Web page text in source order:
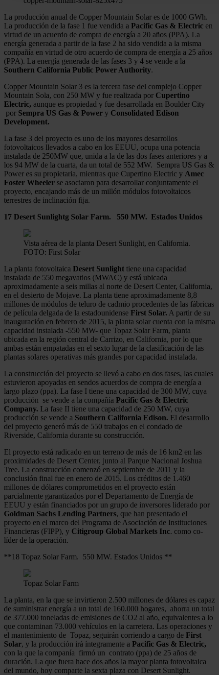
funciones de redes sociales y analizar el tráfico. Además,
uso que haga del sitio web con nuestros partners de redes
quienes pueden combinarla con otra información que les
recopilado a partir del uso que haya hecho de sus servicios.
La producción anual de Copper Mountain Solar es de 1000 GWh.
La producción de la fase 1 fue vendida a Pacific Gas & Electric en
virtud de un acuerdo de compra de energía a 20 años (PPA). La
energía generada a partir de la fase 2 ha sido vendida a la misma
compañía en virtud de otro acuerdo de compra de energía a 25 años
(PPA). La energía generada de las fases 3 y 4 se vende a la
Southern California Public Power Authority.
Copper Mountain Solar 3 es la tercera fase del complejo Copper
Mountain Sola, con 250 MW y fue realizada por Cupertino
Electric, aunque es propiedad y fue desarrollada en Boulder City
por Sempra US Gas & Power y Consolidated Edison
Development.
La fase 3 del proyecto es uno de los mayores desarrollos
fotovoltaicos llevados a cabo en los EEUU, ocupa una potencia
instalada de 250MW que, unida a la de las dos fases anteriores y a
los 94 MW de la cuarta, da un total de 552 MW. Sempra US Gas &
Power es su propietaria, mientras que Cupertino Electric y Amec
Foster Wheeler se asociaron para desarrollar conjuntamente el
proyecto, encajando más de un millón módulos fotovoltaicos
terrestres de inclinación fija.
17 Desert Sunlightg Solar Farm. 550 MW. Estados Unidos
Vista aérea de la planta Desert Sunlight, en California.
FOTO: First Solar
La planta fotovoltaica Desert Sunlight tiene una capacidad
instalada de 550 megavatios (MWAC) y está ubicada
aproximadamente a seis millas al norte de Desert Center, California,
en el desierto de Mojave. La planta tiene aproximadamente 8,8
millones de módulos de teluro de cadmio procedentes de las fábricas
de película delgada de la estadounidense First Solar. A partir de su
inauguración en febrero de 2015, la planta solar cuenta con la misma
capacidad instalada -550 MW- que Topaz Solar Farm, planta
ubicada en la región central de Carrizo, en California, por lo que
ambas están empatadas en el sexto lugar de la clasificación de las
plantas solares operativas más grandes por capacidad instalada.
La construcción del proyecto se llevó a cabo en dos fases, las cuales
estuvieron apoyadas en sendos acuerdos de compra de energía a
largo plazo (ppa). La fase I tiene una capacidad de 300 MW, cuya
producción se vende a la compañía Pacific Gas & Electric
Company. La fase II tiene una capacidad de 250 MW, cuya
producción se vende a Southern California Edison. El desarrollo
del proyecto generó más de 550 trabajos en el condado de
Riverside, California durante su construcción.
El proyecto está radicado en un terreno de más de 16 km2 en las
proximidades de Desert Center, junto al Parque Nacional Joshua
Tree. La construcción comenzó en septiembre de 2011 y la
conclusión final fue en enero de 2015. Los créditos de 1.460
millones de dólares comprometidos en el proyecto están
parcialmente garantizados por el Departamento de Energía de
EEUU y están financiados por un grupo de inversores liderado por
Goldman Sachs Lending Partners, que han presentado el
proyecto en el marco del Programa de Asociación de Instituciones
Financieras (FIPP), y Citigroup Global Markets Inc. como co-
líder de la operación.
**18 Topaz Solar Farm. 550 MW. Estados Unidos **
Topaz Solar Farm
La planta, en la que se invirtieron 2.500 millones de dólares es capaz
de suministrar energía a un total de 160.000 hogares, ahorra un total
de 377.000 toneladas de emisiones de CO2 al año, equivalentes a lo
que contaminan 73.000 vehículos en la carretera. Las operaciones y
el mantenimiento de Topaz, seguirán corriendo a cargo de First
Solar, y la producción irá íntegramente a Pacific Gas & Electric,
con la que la companía firmó un contrato (ppa) de 25 años de
duración. La que fuera hace dos años la mayor planta fotovoltaica
del mundo, hoy comparte la sexta plaza con Desert Sunlight.